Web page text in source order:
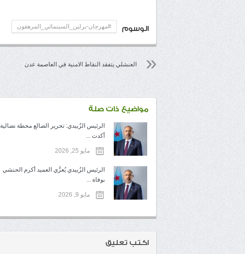
الوسوم #مهرجان-برلين_السينمائي_المرهقون
العنشلي يتفقد النقاط الامنية في العاصمة عدن
مواضيع ذات صلة
الرئيس الزُبيدي: تحرير الضالع محطة نضالية
أكدت ...
مايو 25, 2026
الرئيس الزُبيدي يُعزَّي العميد أكرم الحنشي
بوفاة ...
مايو 9, 2026
اكتب تعليق